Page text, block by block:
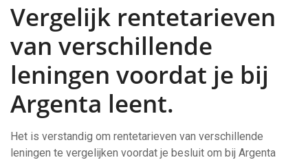
Vergelijk rentetarieven
van verschillende
leningen voordat je bij
Argenta leent.
Het is verstandig om rentetarieven van verschillende
leningen te vergelijken voordat je besluit om bij Argenta